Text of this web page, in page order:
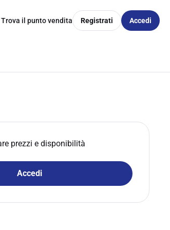
Trova il punto vendita Registrati Accedi
prezzi e disponibilità
Accedi